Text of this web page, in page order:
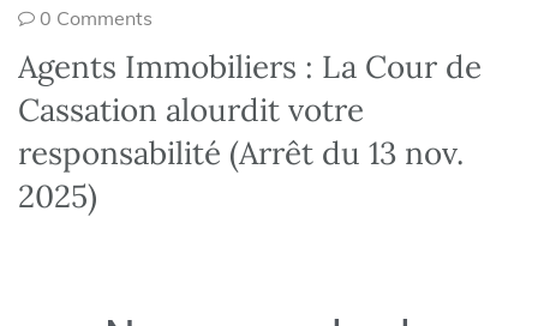
0 Comments
Agents Immobiliers : La Cour de
Cassation alourdit votre
responsabilité (Arrêt du 13 nov.
2025)